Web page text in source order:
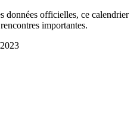
données officielles, ce calendrier
importantes.
2023